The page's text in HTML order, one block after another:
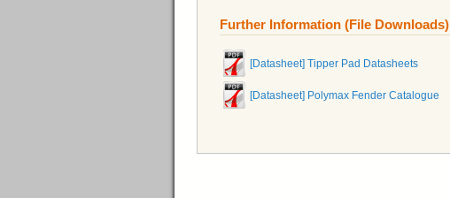
Further Information (File Downloads)
[Datasheet] Tipper Pad Datasheets
[Datasheet] Polymax Fender Catalogue